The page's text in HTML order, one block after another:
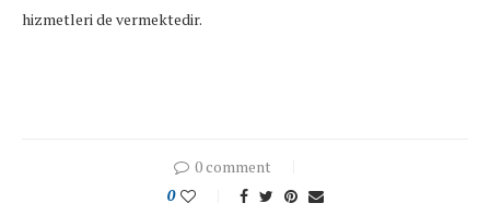
hizmetleri de vermektedir.
0 comment
0